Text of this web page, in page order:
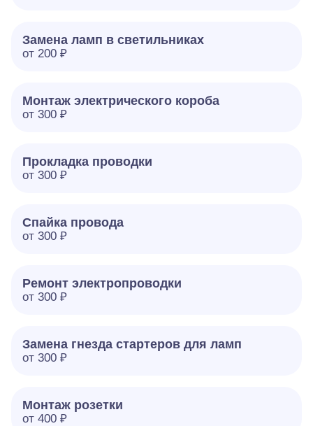
Замена ламп в светильниках
от 200 ₽
Монтаж электрического короба
от 300 ₽
Прокладка проводки
от 300 ₽
Спайка провода
от 300 ₽
Ремонт электропроводки
от 300 ₽
Замена гнезда стартеров для ламп
от 300 ₽
Монтаж розетки
от 400 ₽